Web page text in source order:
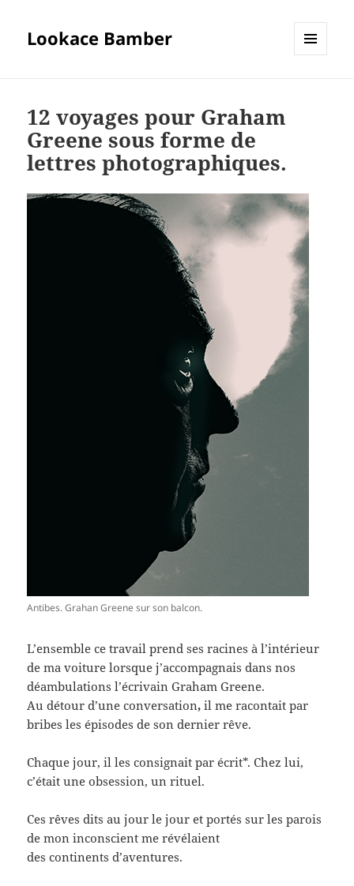
Lookace Bamber
12 voyages pour Graham
Greene sous forme de
lettres photographiques.
Antibes. Grahan Greene sur son balcon.
L’ensemble ce travail prend ses racines à l’intérieur
de ma voiture lorsque j’accompagnais dans nos
déambulations l’écrivain Graham Greene.
Au détour d’une conversation, il me racontait par
bribes les épisodes de son dernier rêve.
Chaque jour, il les consignait par écrit*. Chez lui,
c’était une obsession, un rituel.
Ces rêves dits au jour le jour et portés sur les parois
de mon inconscient me révélaient
des continents d’aventures.